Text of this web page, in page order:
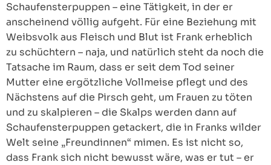
Schaufensterpuppen – eine Tätigkeit, in der er
anscheinend völlig aufgeht. Für eine Beziehung mit
Weibsvolk aus Fleisch und Blut ist Frank erheblich
zu schüchtern – naja, und natürlich steht da noch die
Tatsache im Raum, dass er seit dem Tod seiner
Mutter eine ergötzliche Vollmeise pflegt und des
Nächstens auf die Pirsch geht, um Frauen zu töten
und zu skalpieren – die Skalps werden dann auf
Schaufensterpuppen getackert, die in Franks wilder
Welt seine „Freundinnen“ mimen. Es ist nicht so,
dass Frank sich nicht bewusst wäre, was er tut – er